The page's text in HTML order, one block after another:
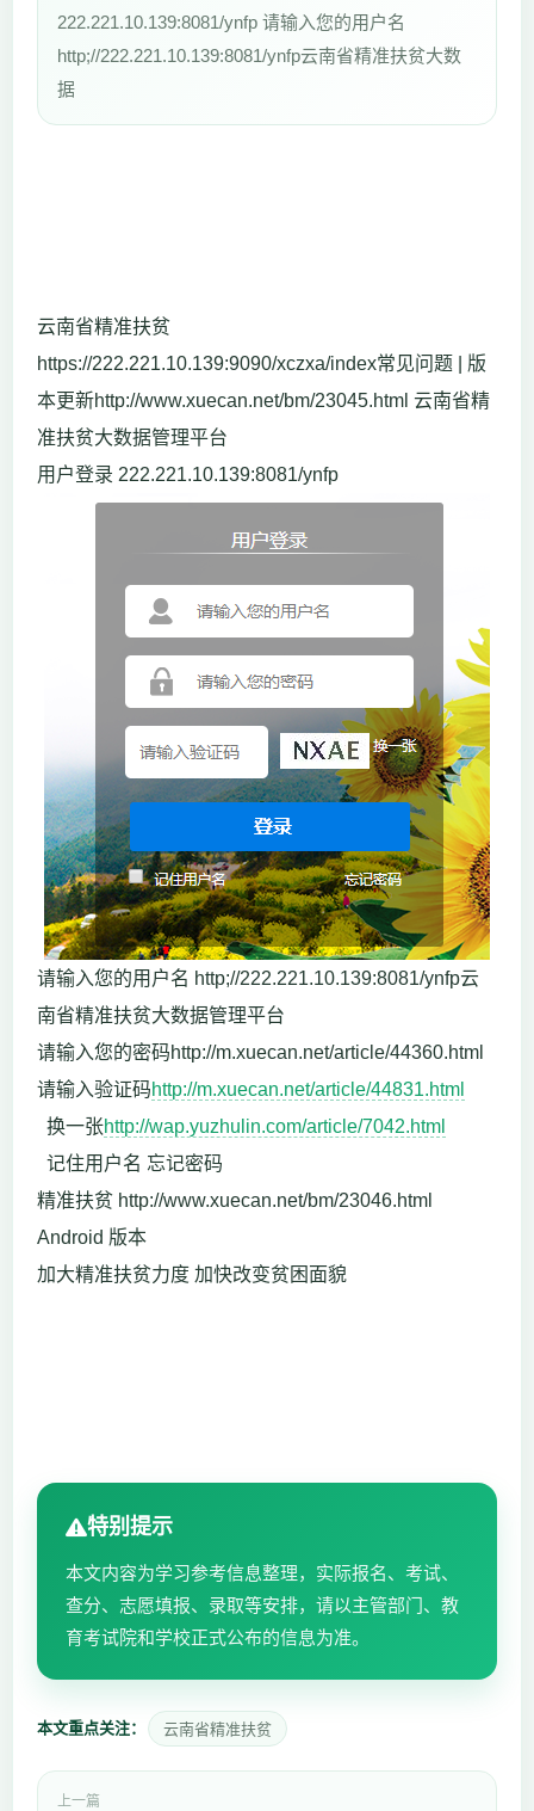
222.221.10.139:8081/ynfp 请输入您的用户名
http;//222.221.10.139:8081/ynfp云南省精准扶贫大数
据
云南省精准扶贫
https://222.221.10.139:9090/xczxa/index常见问题 | 版
本更新http://www.xuecan.net/bm/23045.html 云南省精
准扶贫大数据管理平台
用户登录 222.221.10.139:8081/ynfp
请输入您的用户名 http;//222.221.10.139:8081/ynfp云
南省精准扶贫大数据管理平台
请输入您的密码http://m.xuecan.net/article/44360.html
请输入验证码http://m.xuecan.net/article/44831.html
换一张http://wap.yuzhulin.com/article/7042.html
记住用户名 忘记密码
精准扶贫 http://www.xuecan.net/bm/23046.html
Android 版本
加大精准扶贫力度 加快改变贫困面貌
特别提示
本文内容为学习参考信息整理，实际报名、考试、
查分、志愿填报、录取等安排，请以主管部门、教
育考试院和学校正式公布的信息为准。
本文重点关注： 云南省精准扶贫
上一篇